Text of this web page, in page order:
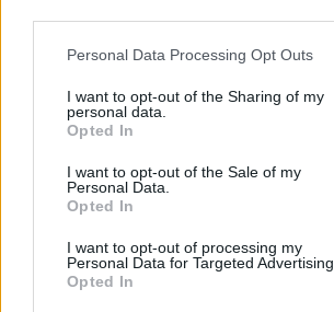
Personal Data Processing Opt Outs
I want to opt-out of the Sharing of my
personal data.
Opted In
I want to opt-out of the Sale of my
Personal Data.
Opted In
I want to opt-out of processing my
Personal Data for Targeted Advertising.
Opted In
ΠΑΙΔΙ